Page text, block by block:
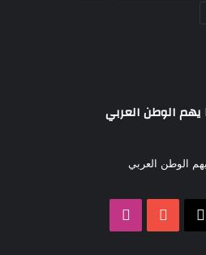
يهم الوطن العربي
‫YouTube